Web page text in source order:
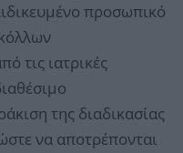
προσωπικό
τις ιατρικές
της διαδικασίας
να αποτρέπονται